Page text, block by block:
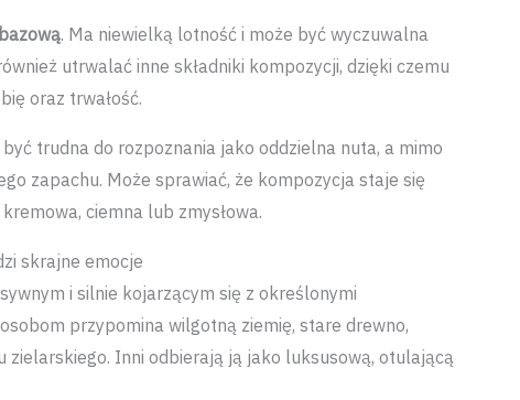
. Ma niewielką lotność i może być wyczuwalna
utrwalać inne składniki kompozycji, dzięki czemu
oraz trwałość.
trudna do rozpoznania jako oddzielna nuta, a mimo
zapachu. Może sprawiać, że kompozycja staje się
ciemna lub zmysłowa.
skrajne emocje
i silnie kojarzącym się z określonymi
przypomina wilgotną ziemię, stare drewno,
zielarskiego. Inni odbierają ją jako luksusową, otulającą